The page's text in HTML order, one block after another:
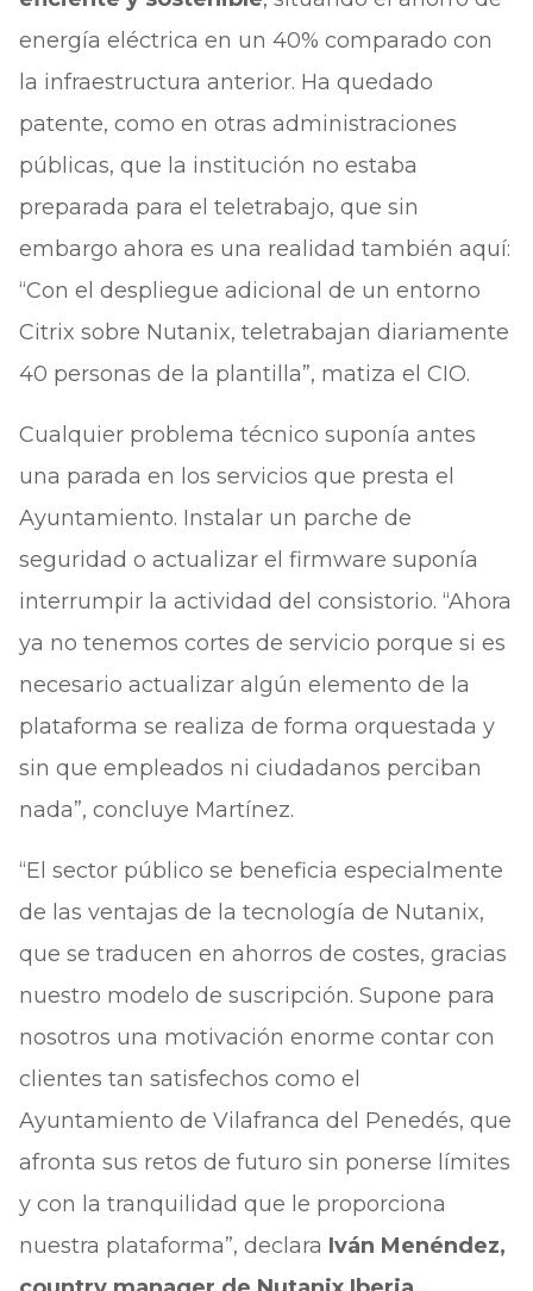
energía eléctrica en un 40% comparado con
la infraestructura anterior. Ha quedado
patente, como en otras administraciones
públicas, que la institución no estaba
preparada para el teletrabajo, que sin
embargo ahora es una realidad también aquí:
“Con el despliegue adicional de un entorno
Citrix sobre Nutanix, teletrabajan diariamente
40 personas de la plantilla”, matiza el CIO.
Cualquier problema técnico suponía antes
una parada en los servicios que presta el
Ayuntamiento. Instalar un parche de
seguridad o actualizar el firmware suponía
interrumpir la actividad del consistorio. “Ahora
ya no tenemos cortes de servicio porque si es
necesario actualizar algún elemento de la
plataforma se realiza de forma orquestada y
sin que empleados ni ciudadanos perciban
nada”, concluye Martínez.
“El sector público se beneficia especialmente
de las ventajas de la tecnología de Nutanix,
que se traducen en ahorros de costes, gracias
nuestro modelo de suscripción. Supone para
nosotros una motivación enorme contar con
clientes tan satisfechos como el
Ayuntamiento de Vilafranca del Penedés, que
afronta sus retos de futuro sin ponerse límites
y con la tranquilidad que le proporciona
nuestra plataforma”, declara Iván Menéndez,